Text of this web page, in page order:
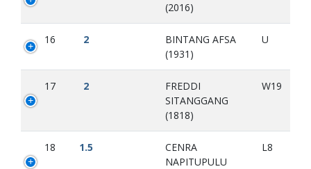
(2016)
16 2
BINTANG AFSA
(1931)
U
17 2
FREDDI
SITANGGANG
(1818)
W19
18 1.5
CENRA
NAPITUPULU
L8